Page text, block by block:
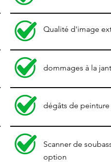
Qualité d'image
dommages à la
dégâts de peinture
Scanner de
option